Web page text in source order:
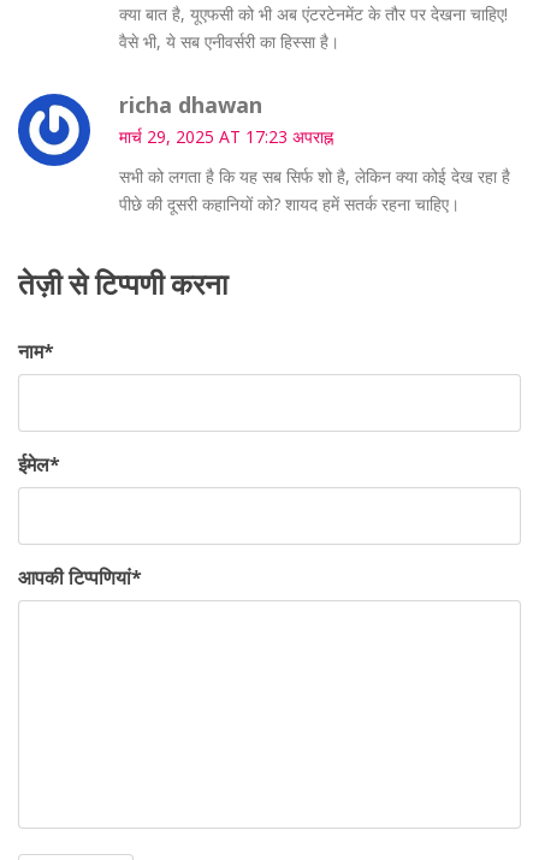
क्या बात है, यूएफसी को भी अब एंटरटेनमेंट के तौर पर देखना चाहिए!
वैसे भी, ये सब एनीवर्सरी का हिस्सा है।
richa dhawan
मार्च 29, 2025 AT 17:23 अपराह्न
सभी को लगता है कि यह सब सिर्फ शो है, लेकिन क्या कोई देख रहा है
पीछे की दूसरी कहानियों को? शायद हमें सतर्क रहना चाहिए।
तेज़ी से टिप्पणी करना
नाम*
ईमेल*
आपकी टिप्पणियां*